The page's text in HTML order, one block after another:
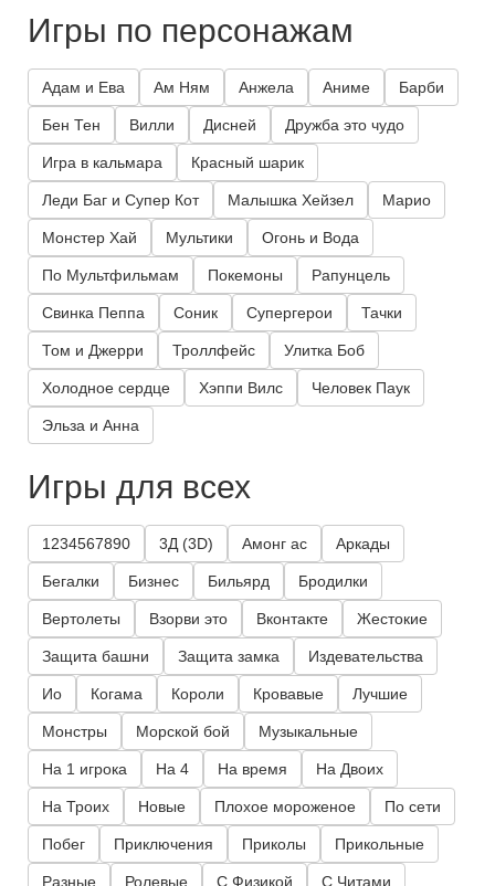
Игры по персонажам
Адам и Ева Ам Ням Анжела Аниме Барби
Бен Тен Вилли Дисней Дружба это чудо
Игра в кальмара Красный шарик
Леди Баг и Супер Кот Малышка Хейзел Марио
Монстер Хай Мультики Огонь и Вода
По Мультфильмам Покемоны Рапунцель
Свинка Пеппа Соник Супергерои Тачки
Том и Джерри Троллфейс Улитка Боб
Холодное сердце Хэппи Вилс Человек Паук
Эльза и Анна
Игры для всех
1234567890 3Д (3D) Амонг ас Аркады
Бегалки Бизнес Бильярд Бродилки
Вертолеты Взорви это Вконтакте Жестокие
Защита башни Защита замка Издевательства
Ио Когама Короли Кровавые Лучшие
Монстры Морской бой Музыкальные
На 1 игрока На 4 На время На Двоих
На Троих Новые Плохое мороженое По сети
Побег Приключения Приколы Прикольные
Разные Ролевые С Физикой С Читами